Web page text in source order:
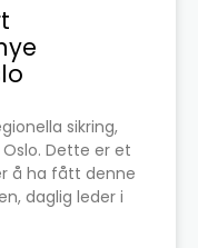
sikring,
Dette er et
å ha fått denne
daglig leder i